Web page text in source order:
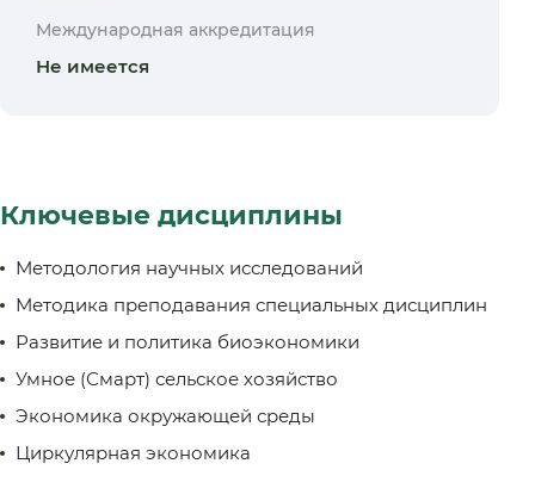
Международная аккредитация
Не имеется
Ключевые дисциплины
Методология научных исследований
Методика преподавания специальных дисциплин
Развитие и политика биоэкономики
Умное (Смарт) сельское хозяйство
Экономика окружающей среды
Циркулярная экономика